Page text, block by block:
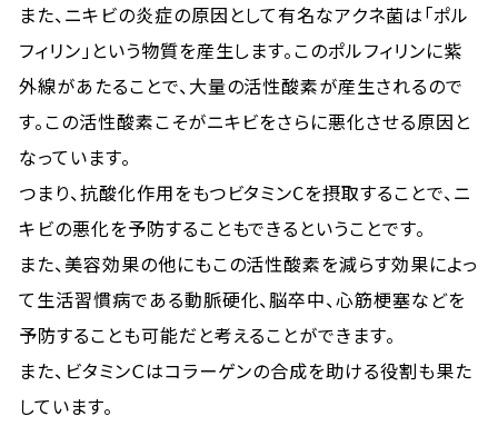
また、ニキビの炎症の原因として有名なアクネ菌は「ポル
フィリン」という物質を産生します。このポルフィリンに紫
外線があたることで、大量の活性酸素が産生されるので
す。この活性酸素こそがニキビをさらに悪化させる原因と
なっています。
つまり、抗酸化作用をもつビタミンCを摂取することで、ニ
キビの悪化を予防することもできるということです。
また、美容効果の他にもこの活性酸素を減らす効果によっ
て生活習慣病である動脈硬化、脳卒中、心筋梗塞などを
予防することも可能だと考えることができます。
また、ビタミンＣはコラーゲンの合成を助ける役割も果た
しています。